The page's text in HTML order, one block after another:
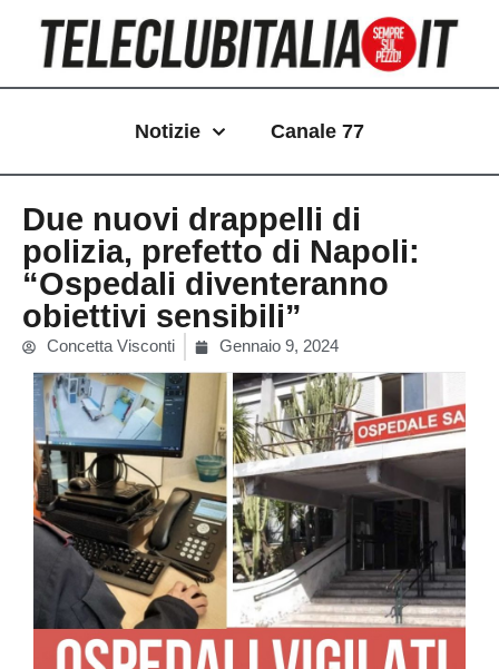
contenuto
Notizie Canale 77
Due nuovi drappelli di
polizia, prefetto di Napoli:
“Ospedali diventeranno
obiettivi sensibili”
Concetta Visconti Gennaio 9, 2024